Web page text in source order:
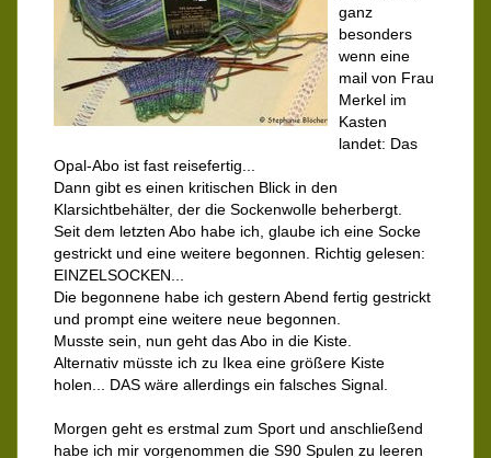
ganz
besonders
wenn eine
mail von Frau
Merkel im
Kasten
landet: Das
Opal-Abo ist fast reisefertig...
Dann gibt es einen kritischen Blick in den
Klarsichtbehälter, der die Sockenwolle beherbergt.
Seit dem letzten Abo habe ich, glaube ich eine Socke
gestrickt und eine weitere begonnen. Richtig gelesen:
EINZELSOCKEN...
Die begonnene habe ich gestern Abend fertig gestrickt
und prompt eine weitere neue begonnen.
Musste sein, nun geht das Abo in die Kiste.
Alternativ müsste ich zu Ikea eine größere Kiste
holen... DAS wäre allerdings ein falsches Signal.
Morgen geht es erstmal zum Sport und anschließend
habe ich mir vorgenommen die S90 Spulen zu leeren